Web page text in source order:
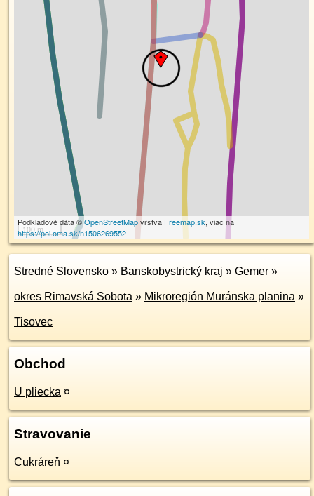
100 m
Podkladové dáta ©OpenStreetMapvrstva Freemap.sk, viac na
https://poi.oma.sk/n1506269552
Stredné Slovensko » Banskobystrický kraj » Gemer »
okres Rimavská Sobota » Mikroregión Muránska planina »
Tisovec
Obchod
U pliecka ¤
Stravovanie
Cukráreň ¤